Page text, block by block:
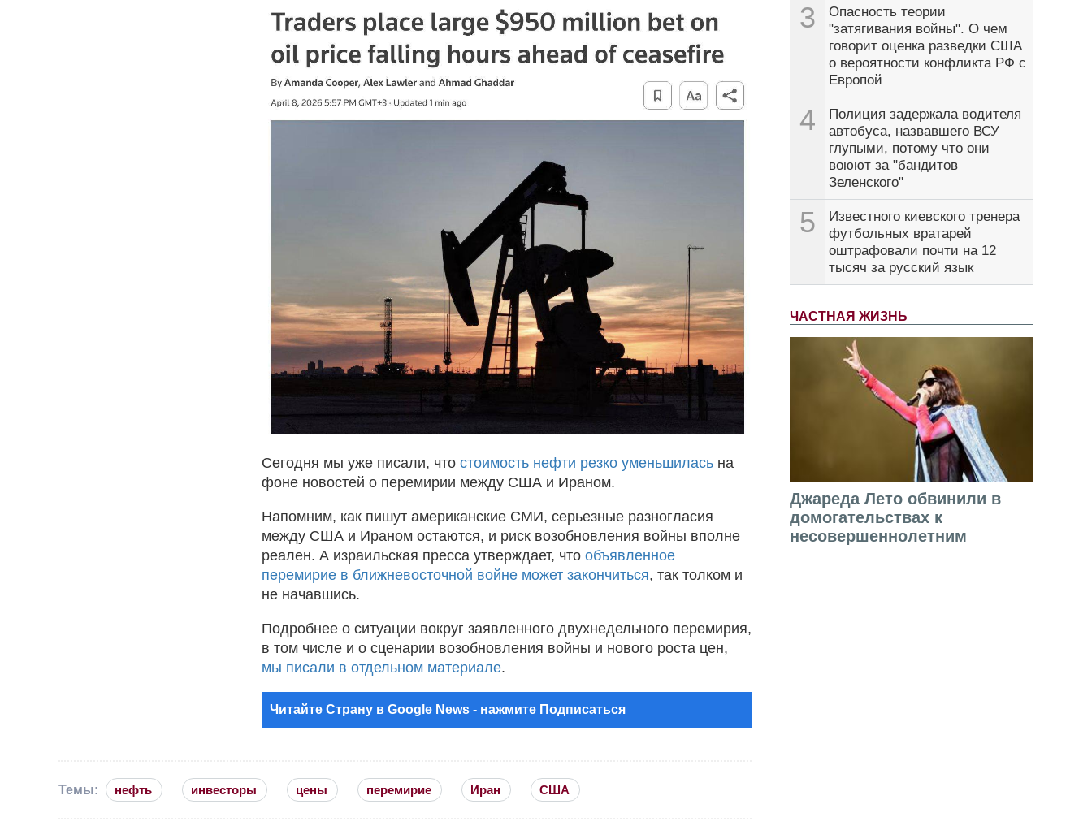
3
Опасность теории
"затягивания войны". О чем
говорит оценка разведки США
о вероятности конфликта РФ с
Европой
4
Полиция задержала водителя
автобуса, назвавшего ВСУ
глупыми, потому что они
воюют за "бандитов
Зеленского"
5
Известного киевского тренера
футбольных вратарей
оштрафовали почти на 12
тысяч за русский язык
ЧАСТНАЯ ЖИЗНЬ
Джареда Лето обвинили в
домогательствах к
несовершеннолетним
Сегодня мы уже писали, что стоимость нефти резко уменьшилась на
фоне новостей о перемирии между США и Ираном.
Напомним, как пишут американские СМИ, серьезные разногласия
между США и Ираном остаются, и риск возобновления войны вполне
реален. А израильская пресса утверждает, что объявленное
перемирие в ближневосточной войне может закончиться, так толком и
не начавшись.
Подробнее о ситуации вокруг заявленного двухнедельного перемирия,
в том числе и о сценарии возобновления войны и нового роста цен,
мы писали в отдельном материале.
Читайте Страну в Google News - нажмите Подписаться
Темы: нефть инвесторы цены перемирие Иран США